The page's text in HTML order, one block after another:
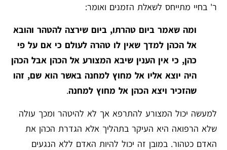
ר' בחיי מתייחס לשאלת הזמנים ואומר:
ומה שאמר ביום טהרתו, ביום שירצה להטהר והובא
אל הכהן למדך שאין לו טהרה לעולם כי אם על פי
כהן, כי אין הענין שיבא המצורע אל הכהן אבל הכהן
היה יוצא אליו אל מחוץ למחנה באשר הוא שם, זהו
שהזכיר ויצא הכהן אל מחוץ למחנה.
למעשה יכול המצורע להתרפא אך לא להיטהר ומכך עולה
שלא הרפואה היא העיקר בתהליך אלא הגדרת הכהן את
האדם כטהור. במובן זה יכול להיות האדם ללא הנגעים